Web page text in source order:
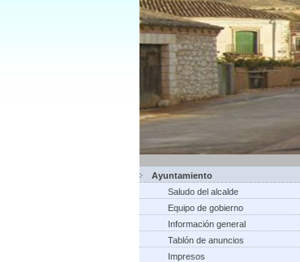
Ayuntamiento
Saludo del alcalde
Equipo de gobierno
Información general
Tablón de anuncios
Impresos